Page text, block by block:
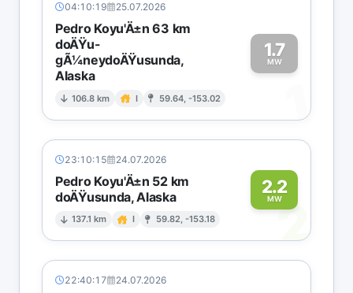
04:10:19 25.07.2026
Pedro Koyu'Ä±n 63 km
doÄŸu-
gÃ¼neydoÄŸusunda,
Alaska
106.8 km I 59.64, -153.02
1.7
MW
1
23:10:15 24.07.2026
Pedro Koyu'Ä±n 52 km
doÄŸusunda, Alaska
137.1 km I 59.82, -153.18
2.2
MW2
22:40:17 24.07.2026